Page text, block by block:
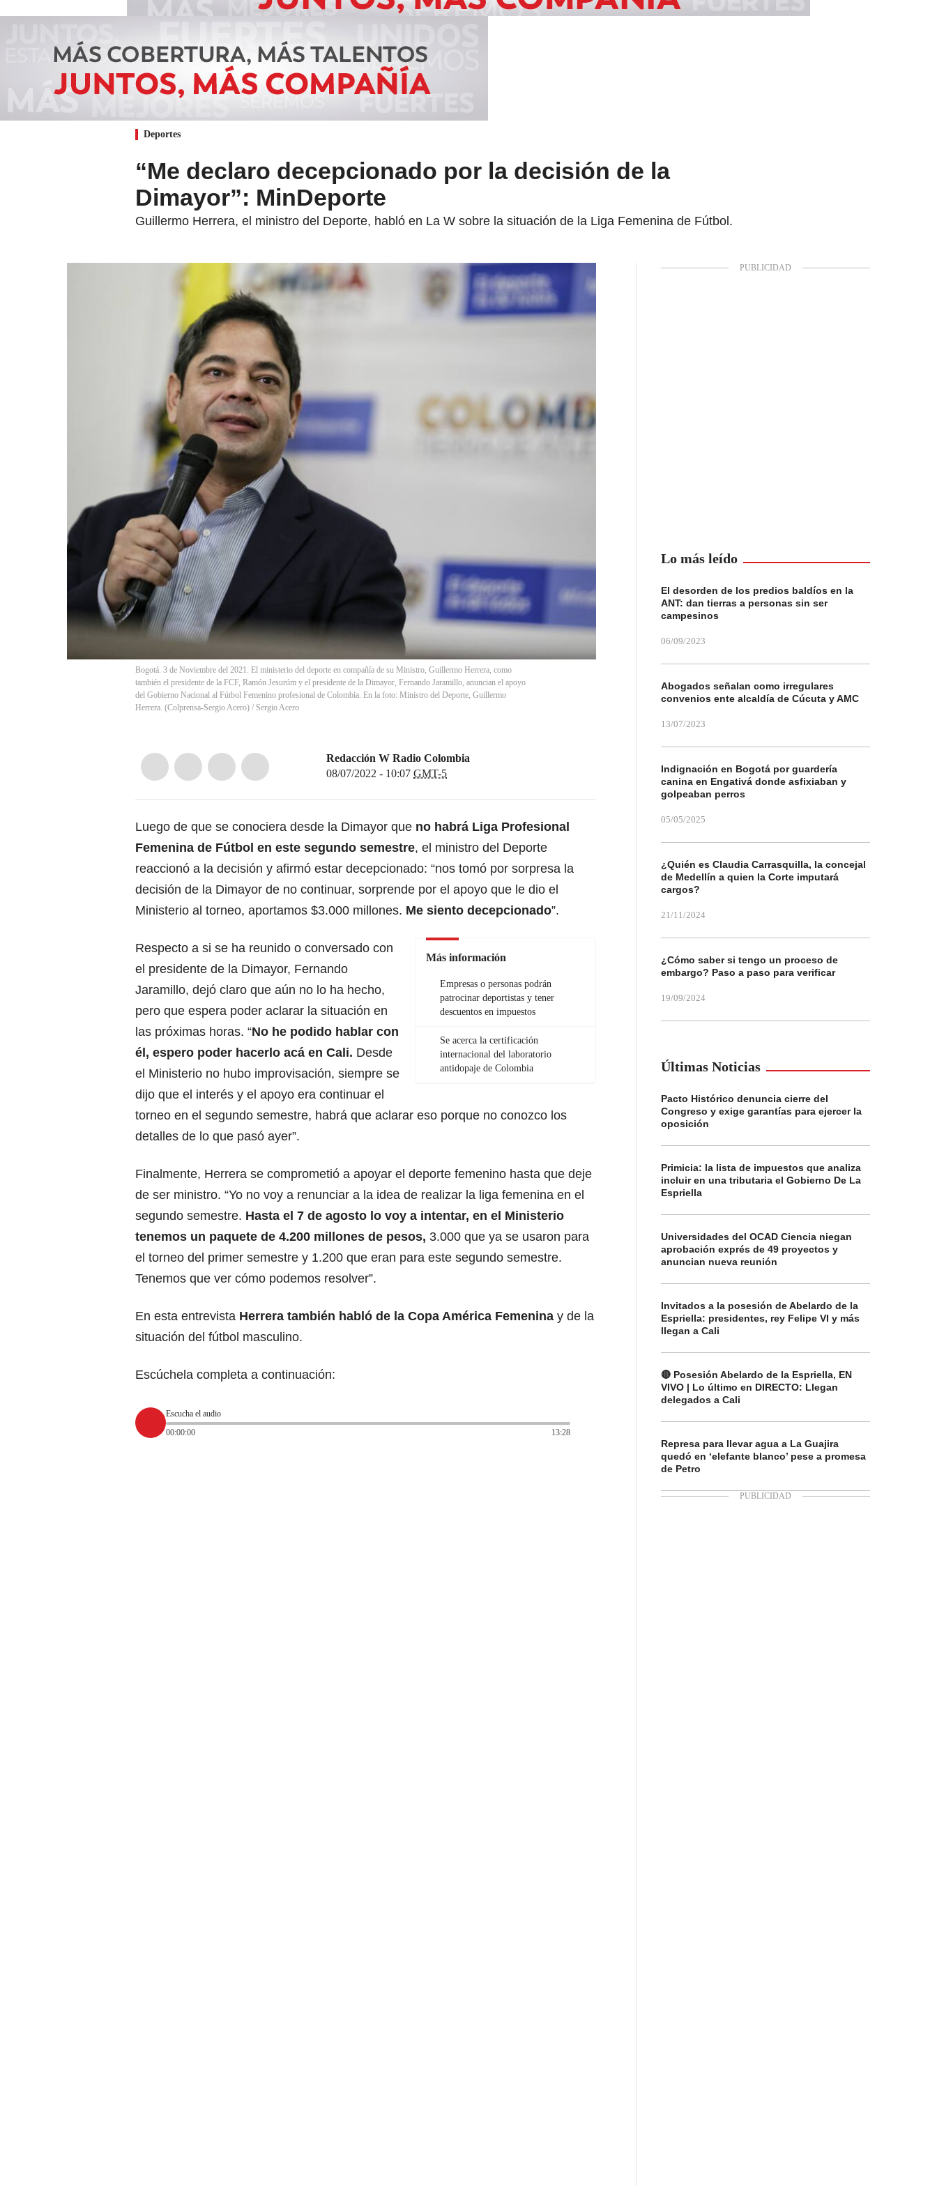
Deportes
“Me declaro decepcionado por la decisión de la
Dimayor”: MinDeporte
Guillermo Herrera, el ministro del Deporte, habló en La W sobre la situación de la Liga Femenina de Fútbol.
Bogotá. 3 de Noviembre del 2021. El ministerio del deporte en compañía de su Ministro, Guillermo Herrera, como
también el presidente de la FCF, Ramón Jesurúm y el presidente de la Dimayor, Fernando Jaramillo, anuncian el apoyo
del Gobierno Nacional al Fútbol Femenino profesional de Colombia. En la foto: Ministro del Deporte, Guillermo
Herrera. (Colprensa-Sergio Acero) / Sergio Acero
Redacción W Radio Colombia
08/07/2022 - 10:07 GMT-5
Luego de que se conociera desde la Dimayor que no habrá Liga Profesional
Femenina de Fútbol en este segundo semestre, el ministro del Deporte
reaccionó a la decisión y afirmó estar decepcionado: “nos tomó por sorpresa la
decisión de la Dimayor de no continuar, sorprende por el apoyo que le dio el
Ministerio al torneo, aportamos $3.000 millones. Me siento decepcionado”.
Más información
Empresas o personas podrán
patrocinar deportistas y tener
descuentos en impuestos
Se acerca la certificación
internacional del laboratorio
antidopaje de Colombia
Respecto a si se ha reunido o conversado con
el presidente de la Dimayor, Fernando
Jaramillo, dejó claro que aún no lo ha hecho,
pero que espera poder aclarar la situación en
las próximas horas. “No he podido hablar con
él, espero poder hacerlo acá en Cali. Desde
el Ministerio no hubo improvisación, siempre se
dijo que el interés y el apoyo era continuar el
torneo en el segundo semestre, habrá que aclarar eso porque no conozco los
detalles de lo que pasó ayer”.
Finalmente, Herrera se comprometió a apoyar el deporte femenino hasta que deje
de ser ministro. “Yo no voy a renunciar a la idea de realizar la liga femenina en el
segundo semestre. Hasta el 7 de agosto lo voy a intentar, en el Ministerio
tenemos un paquete de 4.200 millones de pesos, 3.000 que ya se usaron para
el torneo del primer semestre y 1.200 que eran para este segundo semestre.
Tenemos que ver cómo podemos resolver”.
En esta entrevista Herrera también habló de la Copa América Femenina y de la
situación del fútbol masculino.
Escúchela completa a continuación:
Escucha el audio
00:00:00
13:28
Lo más leído
El desorden de los predios baldíos en la
ANT: dan tierras a personas sin ser
campesinos
06/09/2023
Abogados señalan como irregulares
convenios ente alcaldía de Cúcuta y AMC
13/07/2023
Indignación en Bogotá por guardería
canina en Engativá donde asfixiaban y
golpeaban perros
05/05/2025
¿Quién es Claudia Carrasquilla, la concejal
de Medellín a quien la Corte imputará
cargos?
21/11/2024
¿Cómo saber si tengo un proceso de
embargo? Paso a paso para verificar
19/09/2024
Últimas Noticias
Pacto Histórico denuncia cierre del
Congreso y exige garantías para ejercer la
oposición
Primicia: la lista de impuestos que analiza
incluir en una tributaria el Gobierno De La
Espriella
Universidades del OCAD Ciencia niegan
aprobación exprés de 49 proyectos y
anuncian nueva reunión
Invitados a la posesión de Abelardo de la
Espriella: presidentes, rey Felipe VI y más
llegan a Cali
🔴 Posesión Abelardo de la Espriella, EN
VIVO | Lo último en DIRECTO: Llegan
delegados a Cali
Represa para llevar agua a La Guajira
quedó en ‘elefante blanco’ pese a promesa
de Petro